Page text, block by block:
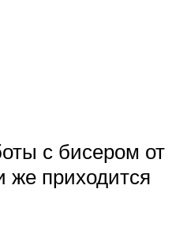
с бисером от
же приходится